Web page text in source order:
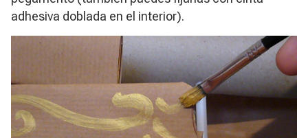
adhesiva doblada en el interior).